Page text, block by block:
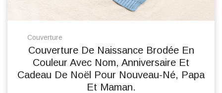
Couverture
Couverture De Naissance Brodée En
Couleur Avec Nom, Anniversaire Et
Cadeau De Noël Pour Nouveau-Né, Papa
Et Maman.